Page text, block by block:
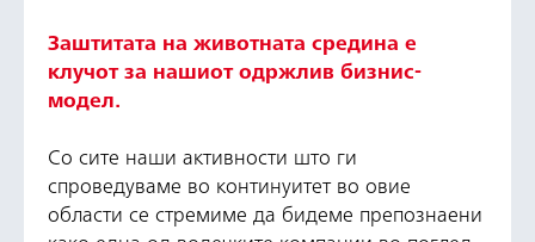
Заштитата на животната средина е
клучот за нашиот одржлив бизнис-
модел.
Со сите наши активности што ги
спроведуваме во континуитет во овие
области се стремиме да бидеме препознаени